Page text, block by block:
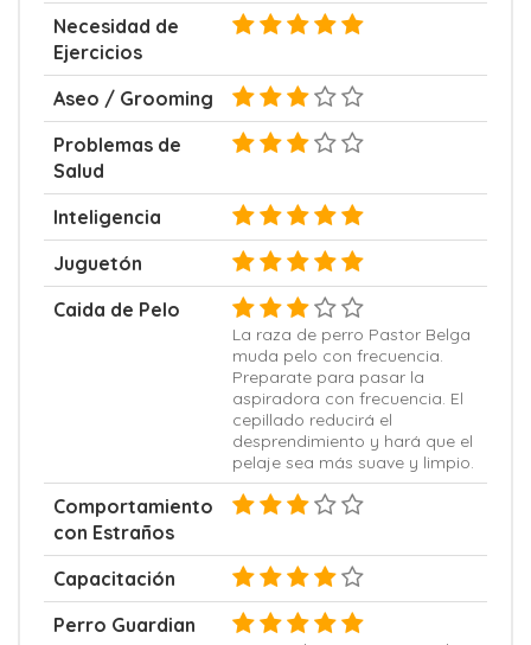
Necesidad de
Ejercicios
Aseo / Grooming
Problemas de
Salud
Inteligencia
Juguetón
Caida de Pelo
La raza de perro Pastor Belga
muda pelo con frecuencia.
Preparate para pasar la
aspiradora con frecuencia. El
cepillado reducirá el
desprendimiento y hará que el
pelaje sea más suave y limpio.
Comportamiento
con Estraños
Capacitación
Perro Guardian